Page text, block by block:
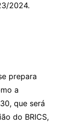
2024.
prepara
a
que será
do BRICS,